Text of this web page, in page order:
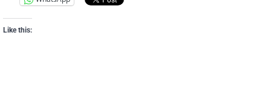
Like this: